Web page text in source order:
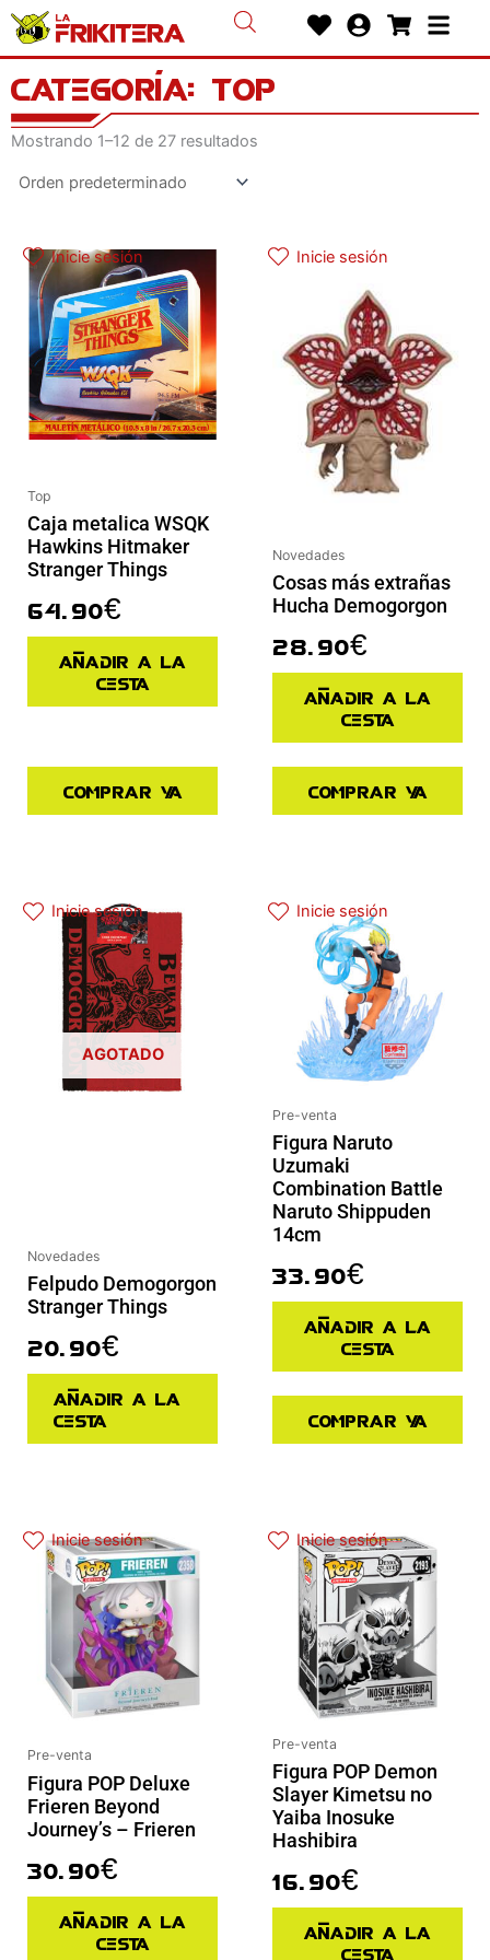
contenido
HeartUser-
circlecart
Bars
Categoría: Top
Mostrando 1–12 de 27 resultados
Inicie sesión
Top
Caja metalica WSQK
Hawkins Hitmaker
Stranger Things
64.90€
Añadir a la
cesta
Comprar ya
Inicie sesión
Novedades
Cosas más extrañas
Hucha Demogorgon
28.90€
Añadir a la
cesta
Comprar ya
Inicie sesión
AGOTADO
Novedades
Felpudo Demogorgon
Stranger Things
20.90€
Añadir a la
cesta
Inicie sesión
Pre-venta
Figura Naruto
Uzumaki
Combination Battle
Naruto Shippuden
14cm
33.90€
Añadir a la
cesta
Comprar ya
Inicie sesión
Pre-venta
Figura POP Deluxe
Frieren Beyond
Journey’s – Frieren
30.90€
Añadir a la
cesta
Inicie sesión
Pre-venta
Figura POP Demon
Slayer Kimetsu no
Yaiba Inosuke
Hashibira
16.90€
Añadir a la
cesta